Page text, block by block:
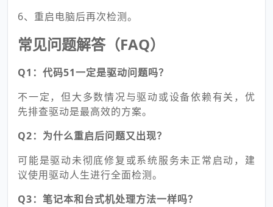
6、重启电脑后再次检测。
常见问题解答（FAQ）
Q1：代码51一定是驱动问题吗？
不一定，但大多数情况与驱动或设备依赖有关，优
先排查驱动是最高效的方案。
Q2：为什么重启后问题又出现？
可能是驱动未彻底修复或系统服务未正常启动，建
议使用驱动人生进行全面检测。
Q3：笔记本和台式机处理方法一样吗？